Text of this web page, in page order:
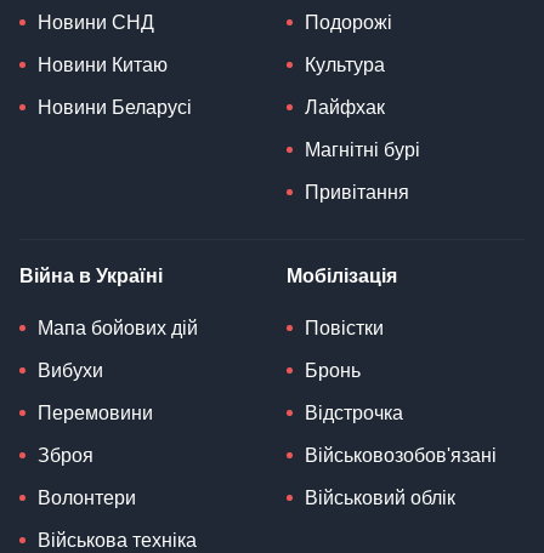
Новини СНД
Новини Китаю
Новини Беларусі
Подорожі
Культура
Лайфхак
Магнітні бурі
Привітання
Війна в Україні
Мапа бойових дій
Вибухи
Перемовини
Зброя
Волонтери
Військова техніка
Мобілізація
Повістки
Бронь
Відстрочка
Військовозобов'язані
Військовий облік